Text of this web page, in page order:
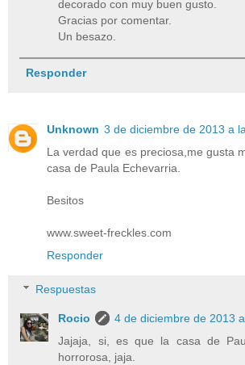
decorado con muy buen gusto.
Gracias por comentar.
Un besazo.
Responder
Unknown 3 de diciembre de 2013 a
La verdad que es preciosa,me gusta
casa de Paula Echevarria.
Besitos
www.sweet-freckles.com
Responder
Respuestas
Rocio
4 de diciembre de 2013
Jajaja, si, es que la casa de
horrorosa, jaja.